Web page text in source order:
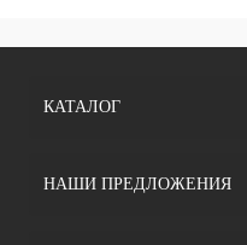
КАТАЛОГ
НАШИ ПРЕДЛОЖЕНИЯ